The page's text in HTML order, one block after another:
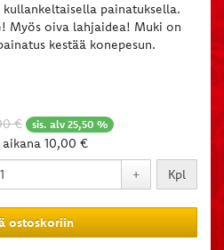
painatuksella.
Myös oiva lahjaidea! Muki on
kestää konepesun.
€ sis. alv 25,50 %
10,00 €
+ Kpl
ostoskoriin